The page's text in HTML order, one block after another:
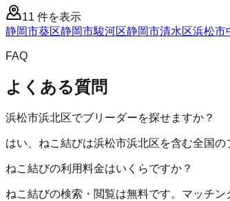
11 件を表示
静岡市葵区静岡市駿河区静岡市清水区浜松市
FAQ
よくある質問
浜松市浜北区でブリーダーを探せますか？
はい、ねこ結びは浜松市浜北区を含む全国
ねこ結びの利用料金はいくらですか？
ねこ結びの検索・閲覧は無料です。マッチン